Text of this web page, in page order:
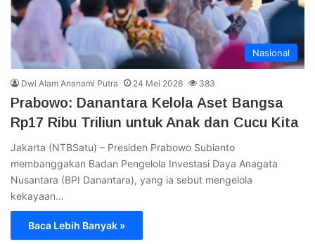
Nasional
Dwi Alam Ananami Putra 24 Mei 2026 383
Prabowo: Danantara Kelola Aset Bangsa
Rp17 Ribu Triliun untuk Anak dan Cucu Kita
Jakarta (NTBSatu) – Presiden Prabowo Subianto
membanggakan Badan Pengelola Investasi Daya Anagata
Nusantara (BPI Danantara), yang ia sebut mengelola
kekayaan…
Baca Lebih Banyak »